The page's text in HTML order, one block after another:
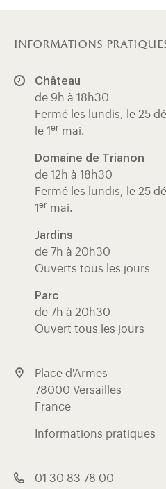
informations
Château
de 9h à 18h30
Fermé les lundis, le 25
le 1 er mai.
Domaine de Trianon
de 12h à 18h30
Fermé les lundis, le 25
1 er mai.
Jardins
de 7h à 20h30
Ouverts tous les jours
Parc
de 7h à 20h30
Ouvert tous les jours
Place d'Armes
78000 Versailles
France
Informations pratiques
01 30 83 78 00